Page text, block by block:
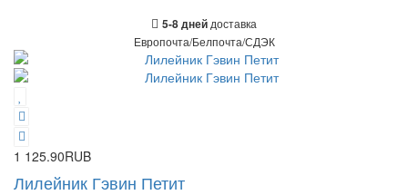
5-8 дней доставка
Европочта/Белпочта/СДЭК
1 125.90RUB
Лилейник Гэвин Петит